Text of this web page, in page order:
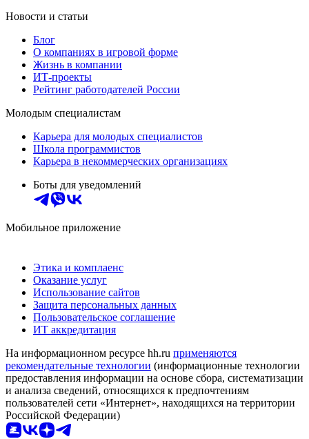
Новости и статьи
Блог
О компаниях в игровой форме
Жизнь в компании
ИТ-проекты
Рейтинг работодателей России
Молодым специалистам
Карьера для молодых специалистов
Школа программистов
Карьера в некоммерческих организациях
Боты для уведомлений
Мобильное приложение
Этика и комплаенс
Оказание услуг
Использование сайтов
Защита персональных данных
Пользовательское соглашение
ИТ аккредитация
На информационном ресурсе hh.ru применяются
рекомендательные технологии (информационные технологии
предоставления информации на основе сбора, систематизации
и анализа сведений, относящихся к предпочтениям
пользователей сети «Интернет», находящихся на территории
Российской Федерации)